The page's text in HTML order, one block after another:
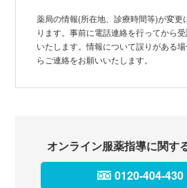
薬局の情報(所在地、診療時間等)が変更
ります。事前に電話連絡を行ってから
いたします。情報について誤りがある
らご連絡をお願いいたします。
オンライン服薬指導に関す
0120-404-430